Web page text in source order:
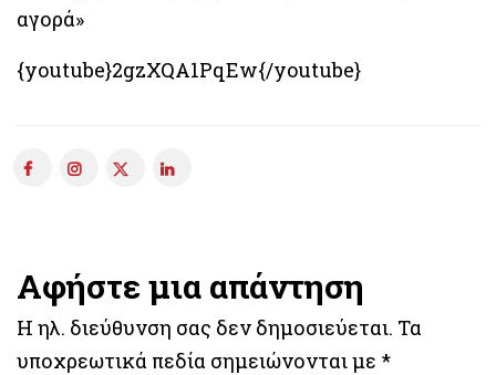
αγορά»
{youtube}2gzXQA1PqEw{/youtube}
Αφήστε μια απάντηση
Η ηλ. διεύθυνση σας δεν δημοσιεύεται. Τα
υποχρεωτικά πεδία σημειώνονται με *